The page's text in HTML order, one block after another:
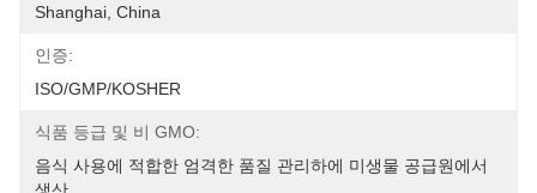
Shanghai, China
인증:
ISO/GMP/KOSHER
식품 등급 및 비 GMO:
음식 사용에 적합한 엄격한 품질 관리하에 미생물 공급원에서